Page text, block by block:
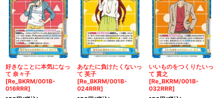
好きなことに本気になっ
て 奈々子
[Re_BKRM/001B-
016RRR]
あなたに負けたくないっ
て 英子
[Re_BKRM/001B-
024RRR]
いいものをつくりたいっ
て 貫之
[Re_BKRM/001B-
032RRR]